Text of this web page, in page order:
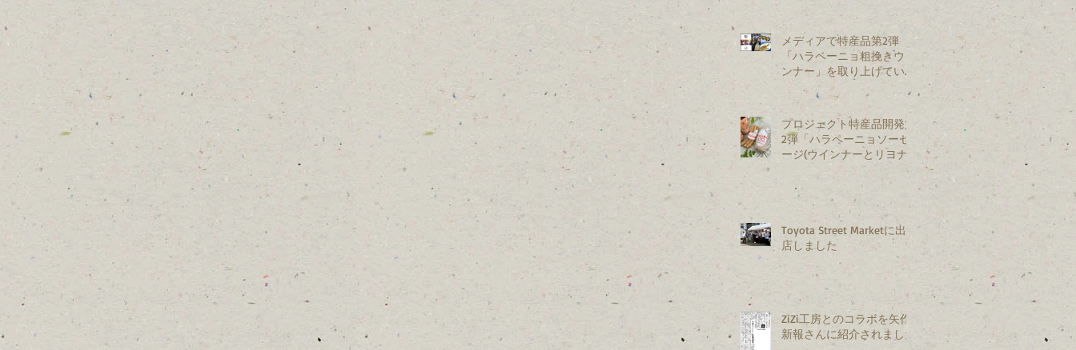
メディアで特産品第2弾
「ハラペーニョ粗挽きウイ
ンナー」を取り上げていた
プロジェクト特産品開発第
2弾「ハラペーニョソーセ
ージ(ウインナーとリヨナ
Toyota Street Marketに出
店しました
ZiZi工房とのコラボを矢作
新報さんに紹介されました